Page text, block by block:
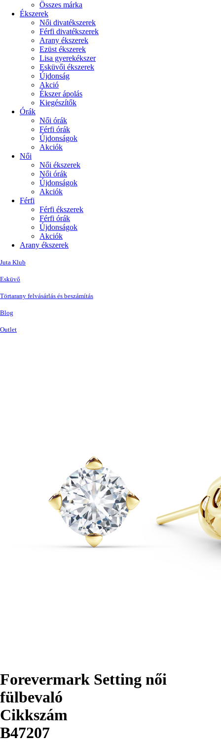
Összes márka
Ékszerek
Női divatékszerek
Férfi divatékszerek
Arany ékszerek
Ezüst ékszerek
Lisa gyerekékszer
Esküvői ékszerek
Újdonság
Akció
Ékszer ápolás
Kiegészítők
Órák
Női órák
Férfi órák
Újdonságok
Akciók
Női
Női ékszerek
Női órák
Újdonságok
Akciók
Férfi
Férfi ékszerek
Férfi órák
Újdonságok
Akciók
Arany ékszerek
Juta Klub
Esküvő
Törtarany felvásárlás és beszámítás
Blog
Outlet
Forevermark Setting női
fülbevaló
Cikkszám
B47207